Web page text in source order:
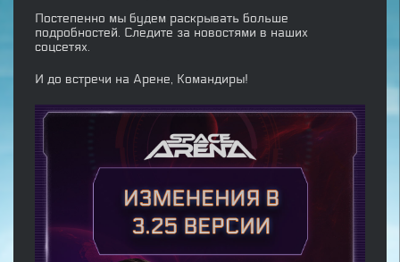
Постепенно мы будем раскрывать больше
подробностей. Следите за новостями в наших
соцсетях.
И до встречи на Арене, Командиры!